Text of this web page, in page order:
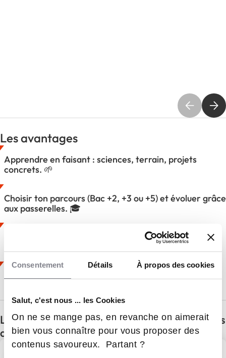
Consentement Détails À propos des cookies
Salut, c'est nous ... les Cookies
On ne se mange pas, en revanche on aimerait
bien vous connaître pour vous proposer des
contenus savoureux. Partant ?
Les avantages
Apprendre en faisant : sciences, terrain, projets
concrets. 🌱
Choisir ton parcours (Bac +2, +3 ou +5) et évoluer grâce
aux passerelles. 🎓
T’ouvrir au monde avec une expérience internationale
Préparer ton avenir avec un diplôme reconnu et
Les dernières infos ESA, L’Ecole supérieure des
agricultures
ESA, L’Ecole supérieure des